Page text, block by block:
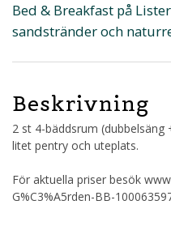
Bed & Breakfast på
sandstränder och
Beskrivning
2 st 4-bäddsrum (dubbelsäng
litet pentry och uteplats.
För aktuella priser besök
G%C3%A5rden-BB-